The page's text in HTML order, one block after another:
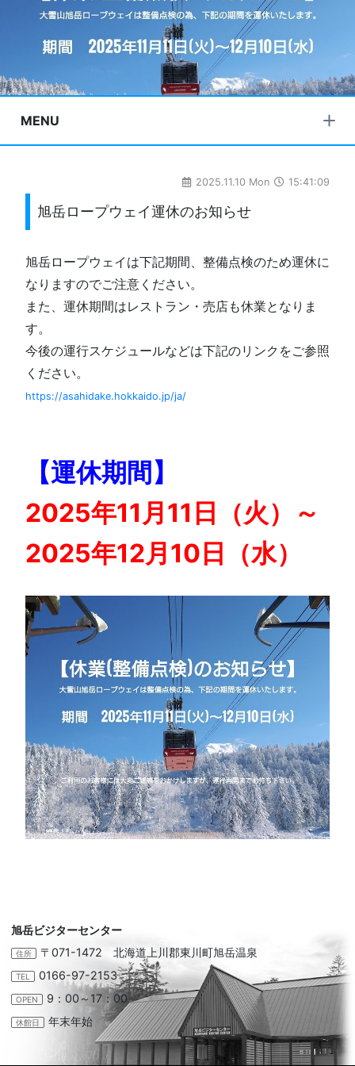
MENU
2025.11.10 Mon 15:41:09
旭岳ロープウェイ運休のお知らせ
旭岳ロープウェイは下記期間、整備点検のため運休に
なりますのでご注意ください。
また、運休期間はレストラン・売店も休業となりま
す。
今後の運行スケジュールなどは下記のリンクをご参照
ください。
https://asahidake.hokkaido.jp/ja/
【運休期間】
2025年11月11日（火）～
2025年12月10日（水）
旭岳ビジターセンター
住所 〒071-1472 北海道上川郡東川町旭岳温泉
TEL 0166-97-2153
OPEN 9：00～17：00
休館日 年末年始